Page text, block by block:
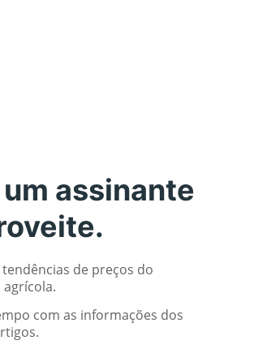
assinante
de preços do
com as informações dos